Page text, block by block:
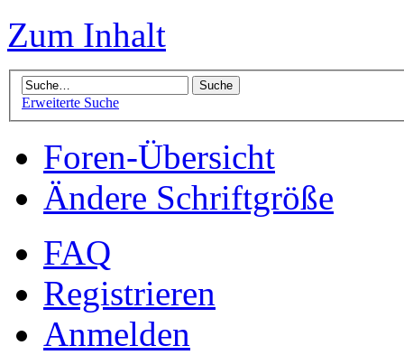
Zum Inhalt
Erweiterte Suche
Foren-Übersicht
Ändere Schriftgröße
FAQ
Registrieren
Anmelden